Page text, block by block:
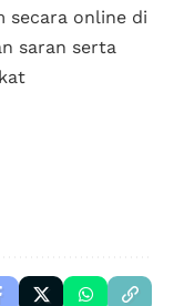
secara online di
saran serta